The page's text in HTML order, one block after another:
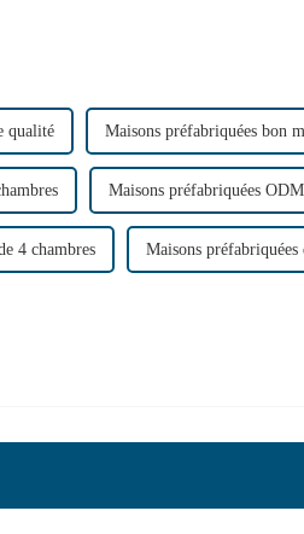
qualité Maisons préfabriquées bon
Maisons préfabriquées
4 chambres Maisons